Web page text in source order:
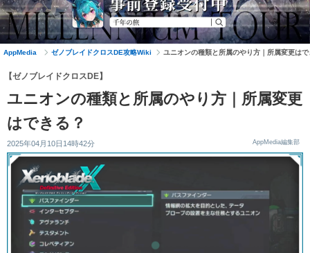
AppMedia ゼノブレイドクロスDE攻略Wiki ユニオンの種類と所属のやり方｜所属変更はで
【ゼノブレイドクロスDE】
ユニオンの種類と所属のやり方｜所属変更
はできる？
2025年04月10日14時42分 AppMedia編集部